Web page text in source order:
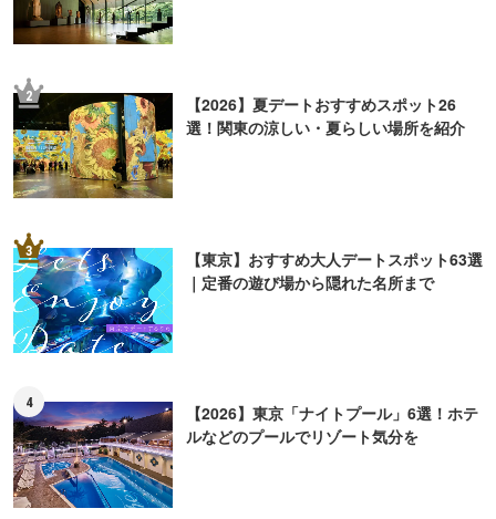
2
【2026】夏デートおすすめスポット26
選！関東の涼しい・夏らしい場所を紹介
3
【東京】おすすめ大人デートスポット63選
｜定番の遊び場から隠れた名所まで
4
【2026】東京「ナイトプール」6選！ホテ
ルなどのプールでリゾート気分を